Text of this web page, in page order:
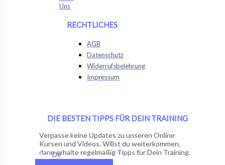
Uns
RECHTLICHES
AGB
Datenschutz
Widerrufsbelehrung
Impressum
DIE BESTEN TIPPS FÜR DEIN TRAINING
Verpasse keine Updates zu unseren Online
Kursen und Videos. Willst du weiterkommen,
dann erhalte regelmäßig Tipps für Dein Training.
Email